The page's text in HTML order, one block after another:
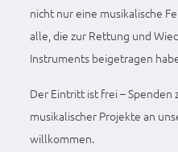
nicht nur eine musikalische
alle, die zur Rettung und
Instruments beigetragen
Der Eintritt ist frei –
musikalischer Projekte an
willkommen.